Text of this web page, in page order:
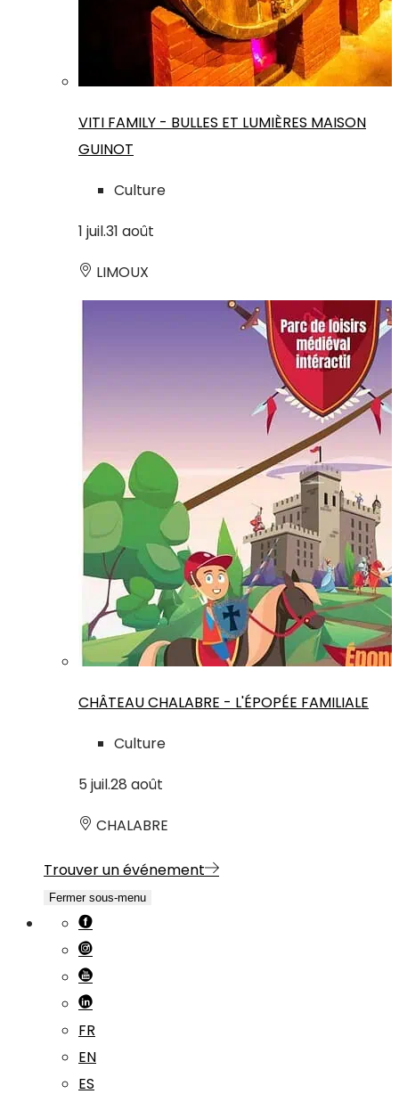
VITI FAMILY - BULLES ET LUMIÈRES MAISON
GUINOT
Culture
1 juil.31 août
LIMOUX
CHÂTEAU CHALABRE - L'ÉPOPÉE FAMILIALE
Culture
5 juil.28 août
CHALABRE
Trouver un événement
Fermer sous-menu
FR
EN
ES